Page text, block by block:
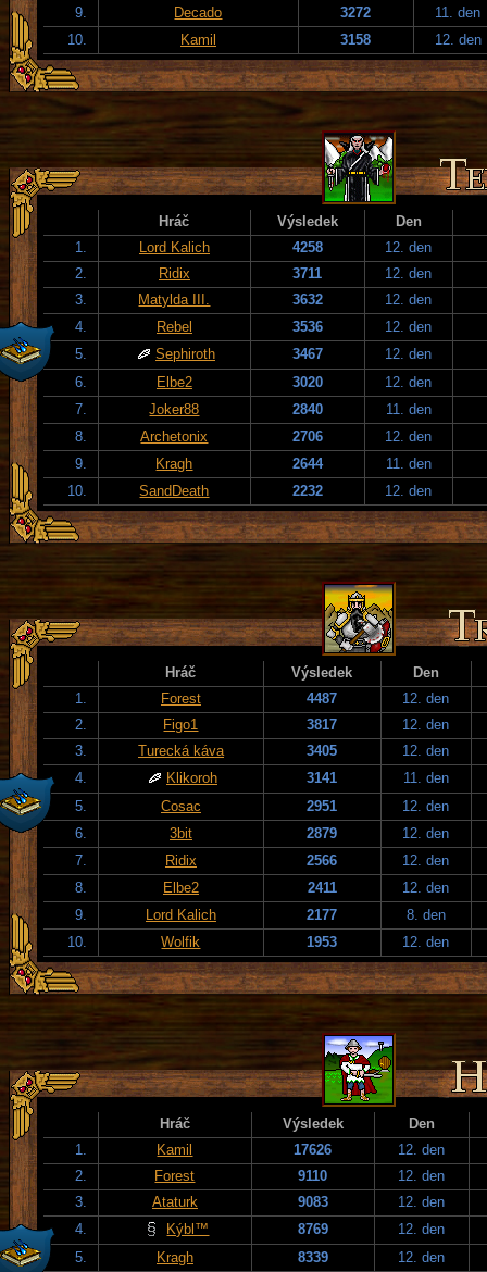
9.
Decado 3272
11. den
10.
Kamil 3158 12. den
Hráč Výsledek
Den
1.
Lord Kalich 4258
12. den
2.
Ridix 3711
12. den
3.
Matylda III. 3632
12. den
4.
Rebel 3536
12. den
5.
Sephiroth 3467
12. den
6.
Elbe2 3020
12. den
7.
Joker88 2840
11. den
8.
Archetonix 2706
12. den
9.
Kragh 2644
11. den
10.
SandDeath 2232 12. den
Hráč Výsledek
Den
1.
Forest 4487
12. den
2.
Figo1 3817
12. den
3.
Turecká káva 3405
12. den
4.
Klikoroh 3141
11. den
5.
Cosac 2951
12. den
6.
3bit 2879
12. den
7.
Ridix 2566
12. den
8.
Elbe2 2411
12. den
9.
Lord Kalich 2177
8. den
10.
Wolfik 1953 12. den
Hráč Výsledek
Den
1.
Kamil 17626
12. den
2.
Forest 9110
12. den
3.
Ataturk 9083
12. den
4.
Kýbl™ 8769
12. den
5.
Kragh 8339
12. den